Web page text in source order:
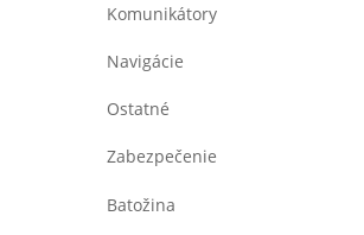
Komunikátory
Navigácie
Ostatné
Zabezpečenie
Batožina